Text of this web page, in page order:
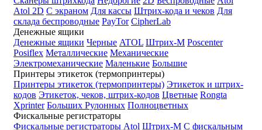
Atol 2D С экраном Для кассы Штрих-кода и чеков Для
склада беспроводные PayTor CipherLab
Денежные ящики
Денежные ящики Черные ATOL Штрих-М Poscenter
Posiflex Металлические Механические
Электромеханические Маленькие Большие
Принтеры этикеток (термопринтеры)
Принтеры этикеток (термопринтеры) Этикеток и штрих-
кодов Этикеток, чеков, штрих-кодов Цветные Rongta
Xprinter Больших Рулонных Полноцветных
Фискальные регистраторы
Фискальные регистраторы Atol Штрих-М С фискальным